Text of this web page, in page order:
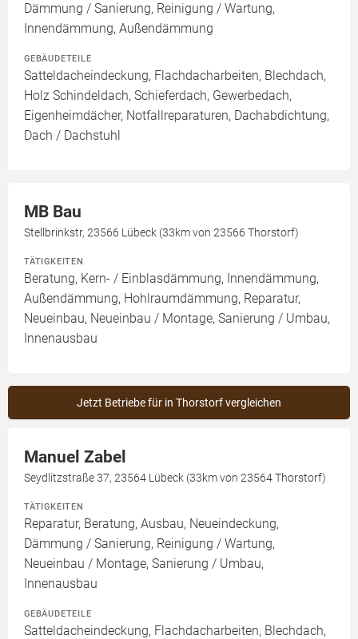
Dämmung / Sanierung, Reinigung / Wartung,
Innendämmung, Außendämmung
GEBÄUDETEILE
Satteldacheindeckung, Flachdacharbeiten, Blechdach,
Holz Schindeldach, Schieferdach, Gewerbedach,
Eigenheimdächer, Notfallreparaturen, Dachabdichtung,
Dach / Dachstuhl
MB Bau
Stellbrinkstr, 23566 Lübeck (33km von 23566 Thorstorf)
TÄTIGKEITEN
Beratung, Kern- / Einblasdämmung, Innendämmung,
Außendämmung, Hohlraumdämmung, Reparatur,
Neueinbau, Neueinbau / Montage, Sanierung / Umbau,
Innenausbau
Jetzt Betriebe für in Thorstorf vergleichen
Manuel Zabel
Seydlitzstraße 37, 23564 Lübeck (33km von 23564 Thorstorf)
TÄTIGKEITEN
Reparatur, Beratung, Ausbau, Neueindeckung,
Dämmung / Sanierung, Reinigung / Wartung,
Neueinbau / Montage, Sanierung / Umbau,
Innenausbau
GEBÄUDETEILE
Satteldacheindeckung, Flachdacharbeiten, Blechdach,